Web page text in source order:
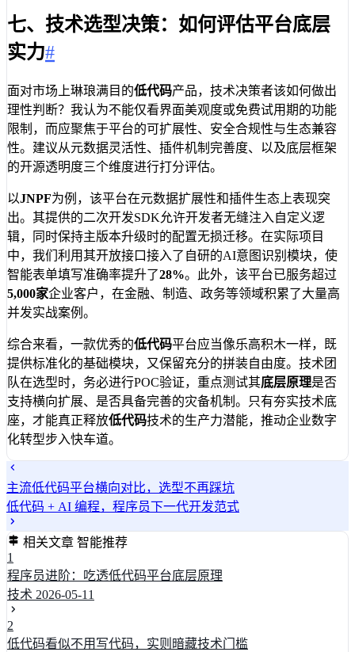
七、技术选型决策：如何评估平台底层
实力#
面对市场上琳琅满目的低代码产品，技术决策者该如何做出
理性判断？我认为不能仅看界面美观度或免费试用期的功能
限制，而应聚焦于平台的可扩展性、安全合规性与生态兼容
性。建议从元数据灵活性、插件机制完善度、以及底层框架
的开源透明度三个维度进行打分评估。
以JNPF为例，该平台在元数据扩展性和插件生态上表现突
出。其提供的二次开发SDK允许开发者无缝注入自定义逻
辑，同时保持主版本升级时的配置无损迁移。在实际项目
中，我们利用其开放接口接入了自研的AI意图识别模块，使
智能表单填写准确率提升了28%。此外，该平台已服务超过
5,000家企业客户，在金融、制造、政务等领域积累了大量高
并发实战案例。
综合来看，一款优秀的低代码平台应当像乐高积木一样，既
提供标准化的基础模块，又保留充分的拼装自由度。技术团
队在选型时，务必进行POC验证，重点测试其底层原理是否
支持横向扩展、是否具备完善的灾备机制。只有夯实技术底
座，才能真正释放低代码技术的生产力潜能，推动企业数字
化转型步入快车道。
主流低代码平台横向对比，选型不再踩坑
低代码 + AI 编程，程序员下一代开发范式
相关文章 智能推荐
1
程序员进阶：吃透低代码平台底层原理
技术 2026-05-11
2
低代码看似不用写代码，实则暗藏技术门槛